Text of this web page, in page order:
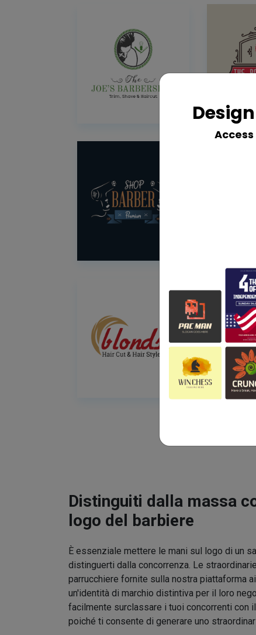
Distinguiti dalla massa
logo del barbiere
È essenziale mettere le mani sul logo di un
distinguerti dalla concorrenza. Le
parrucchiere fornite sulla nostra piattaforma
un'identità di marchio distintiva per il loro
facilmente surclassare i tuoi concorrenti con
poiché ti consente di generare uno